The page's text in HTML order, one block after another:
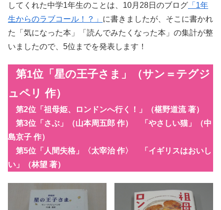
してくれた中学1年生のことは、10月28日のブログ 「1年
生からのラブコール！？」 に書きましたが、そこに書かれ
た「気になった本」「読んでみたくなった本」の集計が整
いましたので、5位までを発表します！
第1位「星の王子さま」（サン＝テグジ
ュペリ 作）
第2位「祖母姫、ロンドンへ行く！」（椹野道流 著）
第3位「さぶ」（山本周五郎 作） 「やさしい猫」（中
島京子 作）
第5位「人間失格」〈太宰治 作〉 「イギリスはおいし
い」（林望 著）